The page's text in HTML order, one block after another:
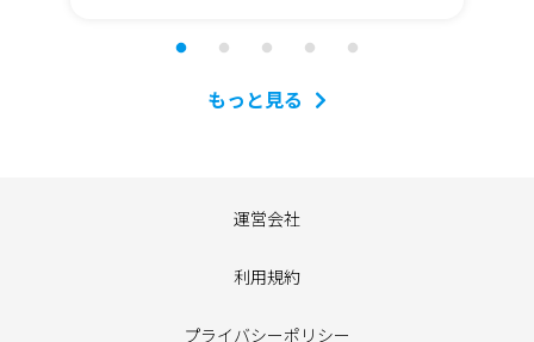
もっと見る
運営会社
利用規約
プライバシーポリシー